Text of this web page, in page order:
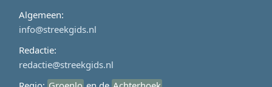
Algemeen:
info@streekgids.nl
Redactie:
redactie@streekgids.nl